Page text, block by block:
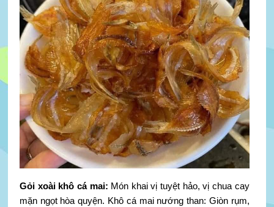
Gỏi xoài khô cá mai: Món khai vị tuyệt hảo, vị chua cay
mặn ngọt hòa quyện. Khô cá mai nướng than: Giòn rụm,